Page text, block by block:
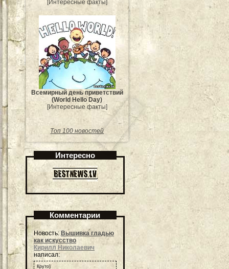
[Интересные факты]
Всемирный день приветствий
(World Hello Day)
[Интересные факты]
Топ 100 новостей
Интересно
Комментарии
Новость:Вышивка гладью
как искусство
Кирилл Николаевич
написал:
Круто)